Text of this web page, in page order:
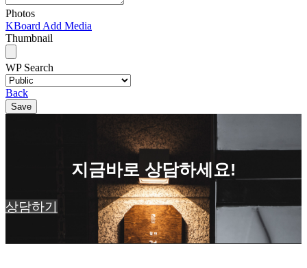
Photos
KBoard Add Media
Thumbnail
WP Search
Back
Save
지금바로 상담하세요!
상담하기